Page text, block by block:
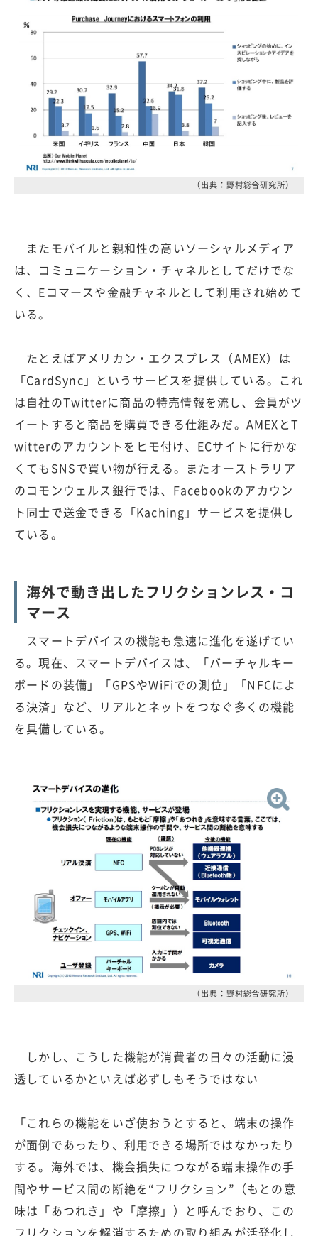
（出典：野村総合研究所）
またモバイルと親和性の高いソーシャルメディア
は、コミュニケーション・チャネルとしてだけでな
く、Eコマースや金融チャネルとして利用され始めて
いる。
たとえばアメリカン・エクスプレス（AMEX）は
「CardSync」というサービスを提供している。これ
は自社のTwitterに商品の特売情報を流し、会員がツ
イートすると商品を購買できる仕組みだ。AMEXとT
witterのアカウントをヒモ付け、ECサイトに行かな
くてもSNSで買い物が行える。またオーストラリア
のコモンウェルス銀行では、Facebookのアカウン
ト同士で送金できる「Kaching」サービスを提供し
ている。
海外で動き出したフリクションレス・コ
マース
スマートデバイスの機能も急速に進化を遂げてい
る。現在、スマートデバイスは、「バーチャルキー
ボードの装備」「GPSやWiFiでの測位」「NFCによ
る決済」など、リアルとネットをつなぐ多くの機能
を具備している。
（出典：野村総合研究所）
しかし、こうした機能が消費者の日々の活動に浸
透しているかといえば必ずしもそうではない
「これらの機能をいざ使おうとすると、端末の操作
が面倒であったり、利用できる場所ではなかったり
する。海外では、機会損失につながる端末操作の手
間やサービス間の断絶を“フリクション”（もとの意
味は「あつれき」や「摩擦」）と呼んでおり、この